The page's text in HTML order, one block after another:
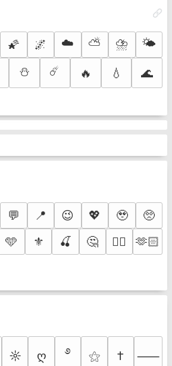
🌠 🌌 ☁️ ⛅ ⛈️
🌤️
⛄ ☄️ 🔥 💧 🌊
💬 📍 😉 💖 🥹
🥺
🩵 ⚜️ 🍒 🤔 ❤️‍🔥 🫶🏻
☼ ღ ࿔ ⚝ † ⸺